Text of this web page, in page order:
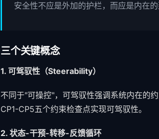
安全性不应是外加的护栏，而应是内在的
三个关键概念
1. 可驾驭性（Steerability）
不同于"可操控"，可驾驭性强调系统内在的
CP1-CP5五个约束检查点实现可驾驭性。
2. 状态-干预-转移-反馈循环